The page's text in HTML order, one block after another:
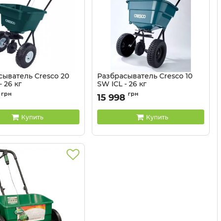
Cresco 20
26 кг
9101502
грн
Купить
Разбрасыватель Cresco 10
SW ICL - 26 кг
Артикул: 9101503
15 998 грн
Купить